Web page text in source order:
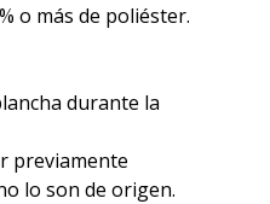
o más de poliéster.
durante la
previamente
lo son de origen.